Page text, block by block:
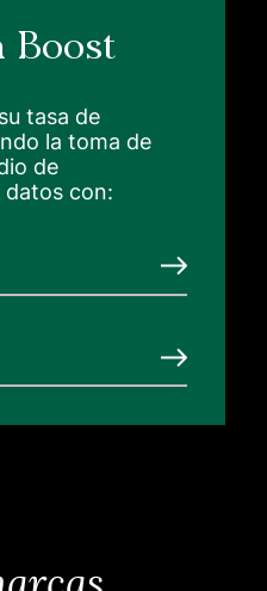
Boost
tasa de
la toma de
de
con: